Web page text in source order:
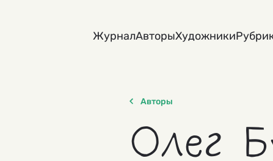
ЖурналАвторыХудожники
Авторы
Олег